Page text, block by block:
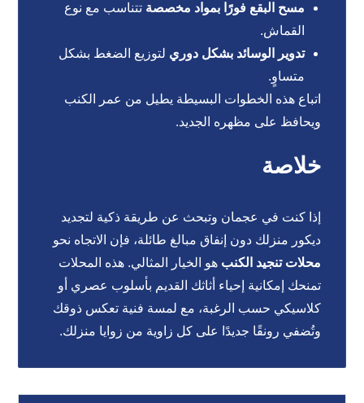
مسح البقع فورًا بمواد مخصصة تتناسب مع نوع
القماش.
تدوير الوسائد بشكل دوري لتوزيع الضغط بشكل
متساوٍ.
اتباع هذه الخطوات البسيطة يطيل من عمر الكنب
ويحافظ على مظهره الجديد.
خلاصة
إذا كنت في عجمان وتبحث عن طريقة ذكية لتجديد
ديكور منزلك دون إنفاق مبالغ طائلة، فإن الاتجاه نحو
محلات تنجيد الكنب هو الخيار المثالي. هذه المحلات
تمنحك إمكانية إحياء أثاثك القديم بأسلوب عصري أو
كلاسيكي حسب الرغبة، مع لمسة فنية تعكس ذوقك
وتُضفي رونقًا جديدًا على كل زاوية من زوايا منزلك.